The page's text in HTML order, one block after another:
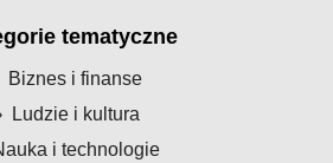
tematyczne
Biznes i finanse
Ludzie i kultura
i technologie